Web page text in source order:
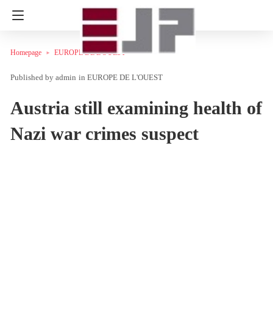
Homepage EUROPE DE L'OUEST
admin in EUROPE DE L'OUEST
Austria still examining health of
Nazi war crimes suspect